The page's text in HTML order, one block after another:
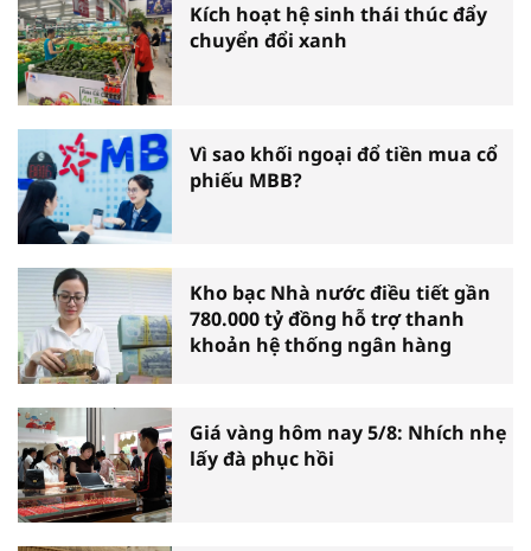
Kích hoạt hệ sinh thái thúc đẩy
chuyển đổi xanh
Vì sao khối ngoại đổ tiền mua cổ
phiếu MBB?
Kho bạc Nhà nước điều tiết gần
780.000 tỷ đồng hỗ trợ thanh
khoản hệ thống ngân hàng
Giá vàng hôm nay 5/8: Nhích nhẹ
lấy đà phục hồi